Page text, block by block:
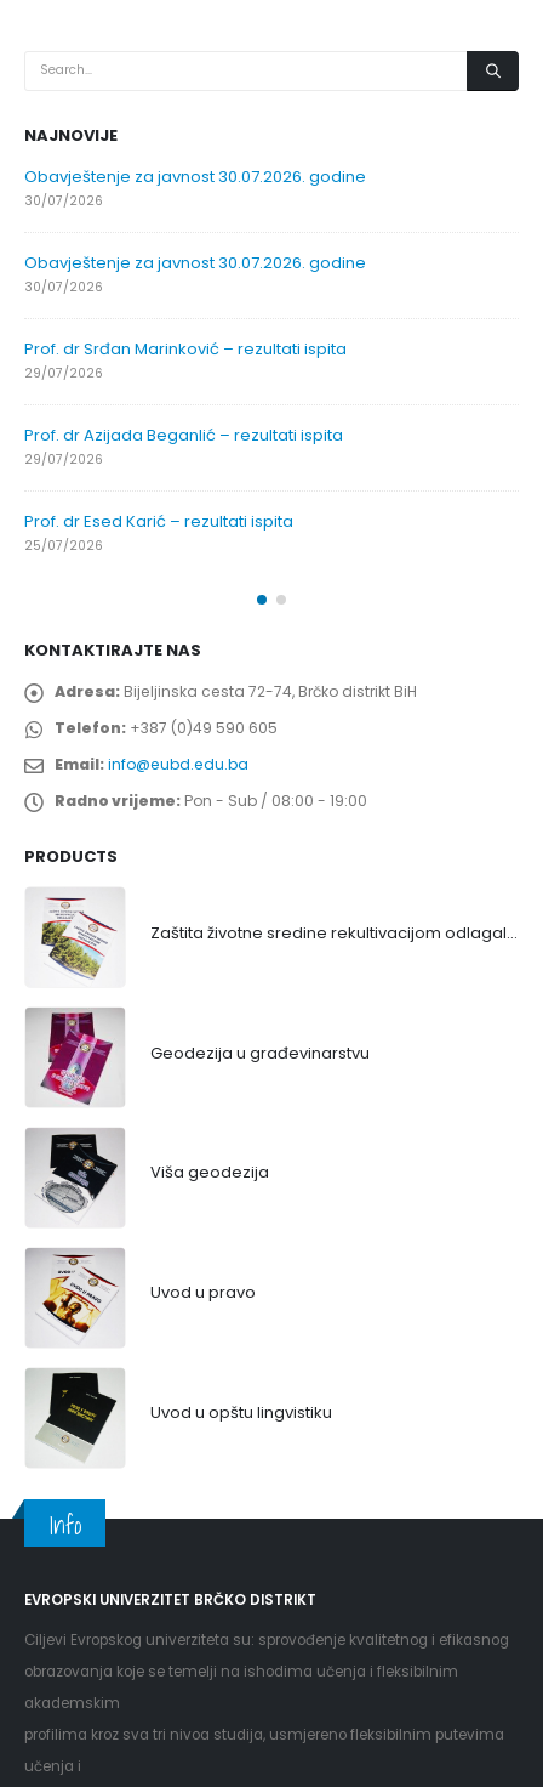
NAJNOVIJE
Obavještenje za javnost 30.07.2026. godine
30/07/2026
Obavještenje za javnost 30.07.2026. godine
30/07/2026
Prof. dr Srđan Marinković – rezultati ispita
29/07/2026
Prof. dr Azijada Beganlić – rezultati ispita
29/07/2026
Prof. dr Esed Karić – rezultati ispita
25/07/2026
KONTAKTIRAJTE NAS
Adresa: Bijeljinska cesta 72-74, Brčko distrikt BiH
Telefon: +387 (0)49 590 605
Email:info@eubd.edu.ba
Radno vrijeme: Pon - Sub / 08:00 - 19:00
PRODUCTS
Zaštita životne sredine rekultivacijom odlagališta
Geodezija u građevinarstvu
Viša geodezija
Uvod u pravo
Uvod u opštu lingvistiku
Info
EVROPSKI UNIVERZITET BRČKO DISTRIKT
Ciljevi Evropskog univerziteta su: sprovođenje kvalitetnog i efikasnog
obrazovanja koje se temelji na ishodima učenja i fleksibilnim
akademskim
profilima kroz sva tri nivoa studija, usmjereno fleksibilnim putevima
učenja i